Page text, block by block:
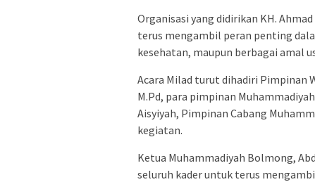
Organisasi yang didirikan KH.
terus mengambil peran penting
kesehatan, maupun berbagai amal
Acara Milad turut dihadiri Pimpinan
M.Pd, para pimpinan
Aisyiyah, Pimpinan Cabang
kegiatan.
Ketua Muhammadiyah Bolmong,
seluruh kader untuk terus